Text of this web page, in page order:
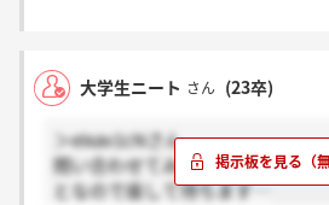
大学生ニート さん (23卒)
＞eIxav1cNさん
問い合わせてみたら今週中には結
となので座して待ちます…